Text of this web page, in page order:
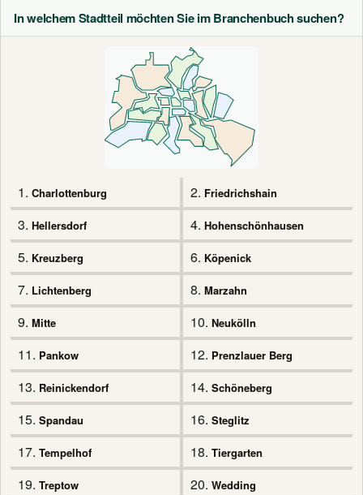
In welchem Stadtteil möchten Sie im Branchenbuch suchen?
1. Charlottenburg 2. Friedrichshain
3. Hellersdorf 4. Hohenschönhausen
5. Kreuzberg 6. Köpenick
7. Lichtenberg 8. Marzahn
9. Mitte 10. Neukölln
11. Pankow 12. Prenzlauer Berg
13. Reinickendorf 14. Schöneberg
15. Spandau 16. Steglitz
17. Tempelhof 18. Tiergarten
19. Treptow 20. Wedding